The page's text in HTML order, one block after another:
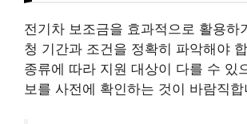
전기차 보조금을 효과적으로 활용하
청 기간과 조건을 정확히 파악해야
종류에 따라 지원 대상이 다를 수 있
보를 사전에 확인하는 것이 바람직합